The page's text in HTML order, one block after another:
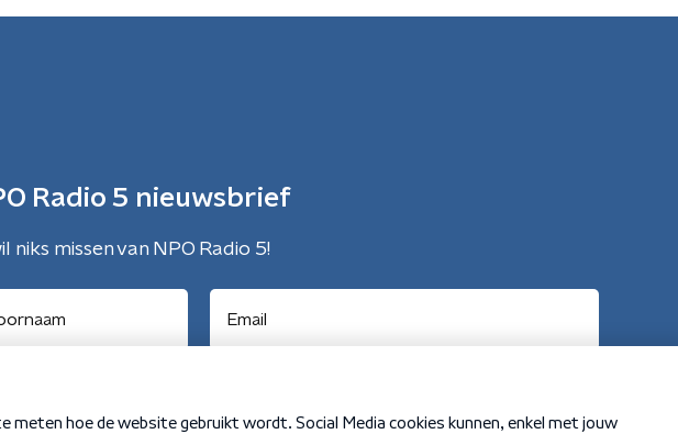
Radio 5 nieuwsbrief
niks missen van NPO Radio 5!